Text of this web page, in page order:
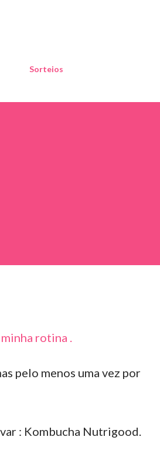
Sorteios
rotina .
pelo menos uma vez por
: Kombucha Nutrigood.